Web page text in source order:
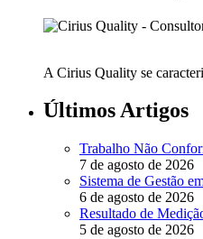
A Cirius Quality se
Últimos Artigos
Trabalho Não
7 de agosto de 2026
Sistema de Gestão
6 de agosto de 2026
Resultado de
5 de agosto de 2026